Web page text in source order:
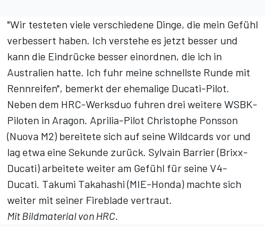
"Wir testeten viele verschiedene Dinge, die mein Gefühl
verbessert haben. Ich verstehe es jetzt besser und
kann die Eindrücke besser einordnen, die ich in
Australien hatte. Ich fuhr meine schnellste Runde mit
Rennreifen", bemerkt der ehemalige Ducati-Pilot.
Neben dem HRC-Werksduo fuhren drei weitere WSBK-
Piloten in Aragon. Aprilia-Pilot Christophe Ponsson
(Nuova M2) bereitete sich auf seine Wildcards vor und
lag etwa eine Sekunde zurück. Sylvain Barrier (Brixx-
Ducati) arbeitete weiter am Gefühl für seine V4-
Ducati. Takumi Takahashi (MIE-Honda) machte sich
weiter mit seiner Fireblade vertraut.
Mit Bildmaterial von HRC.